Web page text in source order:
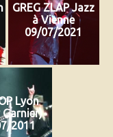
GREG ZLAP Jazz
à Vienne
09/07/2021
Lyon
2011